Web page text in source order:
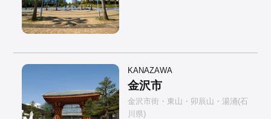
KANAZAWA
金沢市
金沢市街・東山・卯辰山・湯涌(石
川県)